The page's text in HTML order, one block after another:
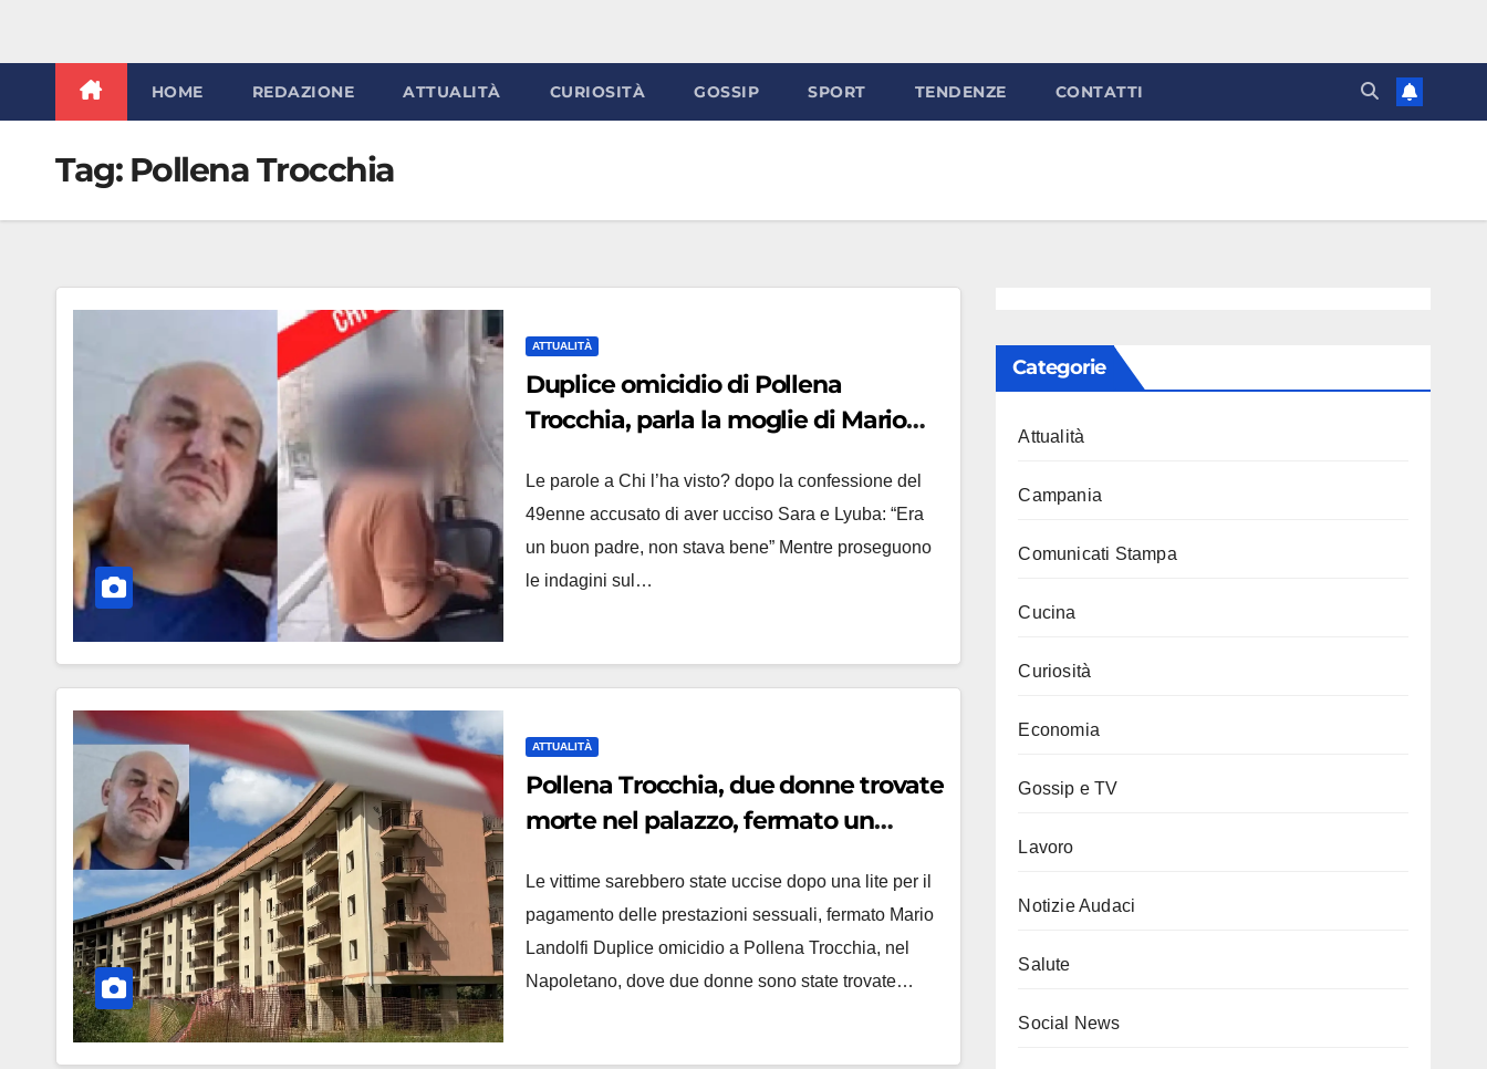
HOME REDAZIONE ATTUALITÀ CURIOSITÀ GOSSIP SPORT TENDENZE CONTATTI
Tag: Pollena Trocchia
ATTUALITÀ
Duplice omicidio di Pollena
Trocchia, parla la moglie di Mario
cercando di aiutarlo’
Le parole a Chi l’ha visto? dopo la confessione del
49enne accusato di aver ucciso Sara e Lyuba: “Era
un buon padre, non stava bene” Mentre proseguono
le indagini sul…
ATTUALITÀ
Pollena Trocchia, due donne trovate
morte nel palazzo, fermato un
Le vittime sarebbero state uccise dopo una lite per il
pagamento delle prestazioni sessuali, fermato Mario
Landolfi Duplice omicidio a Pollena Trocchia, nel
Napoletano, dove due donne sono state trovate…
Categorie
Attualità
Campania
Comunicati Stampa
Cucina
Curiosità
Economia
Gossip e TV
Lavoro
Notizie Audaci
Salute
Social News